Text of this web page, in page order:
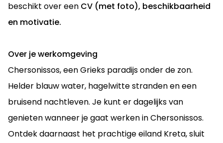
beschikt over een CV (met foto), beschikbaarheid
en motivatie.
Over je werkomgeving
Chersonissos, een Grieks paradijs onder de zon.
Helder blauw water, hagelwitte stranden en een
bruisend nachtleven. Je kunt er dagelijks van
genieten wanneer je gaat werken in Chersonissos.
Ontdek daarnaast het prachtige eiland Kreta, sluit